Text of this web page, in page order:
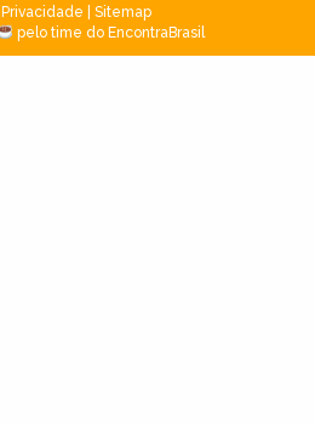
Privacidade
Sitemap
pelo time do EncontraBrasil